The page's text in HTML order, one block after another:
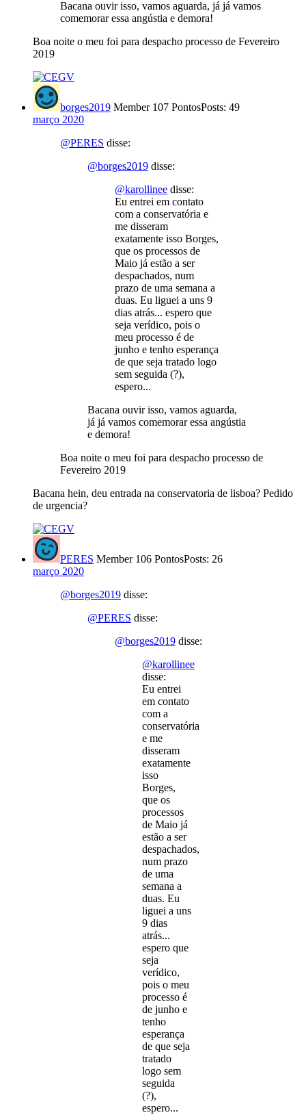
Bacana ouvir isso, vamos aguarda, já já vamos
comemorar essa angústia e demora!
Boa noite o meu foi para despacho processo de Fevereiro
2019
borges2019 Member 107 PontosPosts: 49
março 2020
@PERES disse:
@borges2019 disse:
@karollinee disse:
Eu entrei em contato
com a conservatória e
me disseram
exatamente isso Borges,
que os processos de
Maio já estão a ser
despachados, num
prazo de uma semana a
duas. Eu liguei a uns 9
dias atrás... espero que
seja verídico, pois o
meu processo é de
junho e tenho esperança
de que seja tratado logo
sem seguida (?),
espero...
Bacana ouvir isso, vamos aguarda,
já já vamos comemorar essa angústia
e demora!
Boa noite o meu foi para despacho processo de
Fevereiro 2019
Bacana hein, deu entrada na conservatoria de lisboa? Pedido
de urgencia?
PERES Member 106 PontosPosts: 26
março 2020
@borges2019 disse:
@PERES disse:
@borges2019 disse:
@karollinee
disse:
Eu entrei
em contato
com a
conservatória
e me
disseram
exatamente
isso
Borges,
que os
processos
de Maio já
estão a ser
despachados,
num prazo
de uma
semana a
duas. Eu
liguei a uns
9 dias
atrás...
espero que
seja
verídico,
pois o meu
processo é
de junho e
tenho
esperança
de que seja
tratado
logo sem
seguida
(?),
espero...